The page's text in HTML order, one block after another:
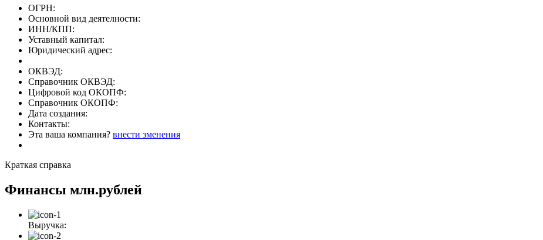
ОГРН:
Основной вид деятелности:
ИНН/КПП:
Уставный капитал:
Юридический адрес:
ОКВЭД:
Справочник ОКВЭД:
Цифровой код ОКОПФ:
Справочник ОКОПФ:
Дата создания:
Контакты:
Эта ваша компания? внести зменения
Краткая справка
Финансы млн.рублей
Выручка: